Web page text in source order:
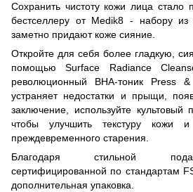
Сохранить чистоту кожи лица стало
бестселлеру от Medik8 - набору из
заметно придают коже сияние.
Откройте для себя более гладкую,
помощью Surface Radiance
революционный BHA-тоник Press
устраняет недостатки и прыщи,
заключение, используйте культовый
чтобы улучшить текстуру кожи и
преждевременного старения.
Благодаря стильной
сертифицированной по стандартам
дополнительная упаковка.